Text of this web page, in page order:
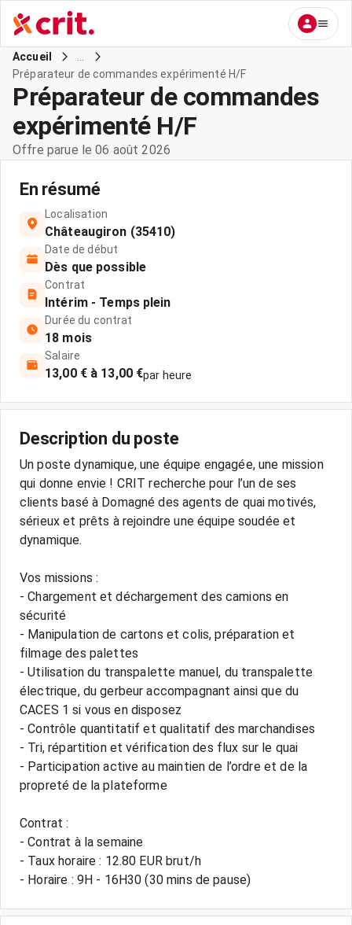
Accueil
Préparateur de commandes expérimenté H/F
Préparateur de commandes
expérimenté H/F
Offre parue le 06 août 2026
En résumé
Localisation
Châteaugiron (35410)
Date de début
Dès que possible
Contrat
Intérim - Temps plein
Durée du contrat
18 mois
Salaire
13,00 € à 13,00 €par heure
Description du poste
Un poste dynamique, une équipe engagée, une mission
qui donne envie ! CRIT recherche pour l’un de ses
clients basé à Domagné des agents de quai motivés,
sérieux et prêts à rejoindre une équipe soudée et
dynamique.
Vos missions :
- Chargement et déchargement des camions en
sécurité
- Manipulation de cartons et colis, préparation et
filmage des palettes
- Utilisation du transpalette manuel, du transpalette
électrique, du gerbeur accompagnant ainsi que du
CACES 1 si vous en disposez
- Contrôle quantitatif et qualitatif des marchandises
- Tri, répartition et vérification des flux sur le quai
- Participation active au maintien de l’ordre et de la
propreté de la plateforme
Contrat :
- Contrat à la semaine
- Taux horaire : 12.80 EUR brut/h
- Horaire : 9H - 16H30 (30 mins de pause)